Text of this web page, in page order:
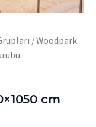
/ Woodpark
cm